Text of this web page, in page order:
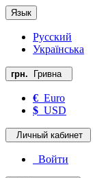
Язык
Русский
Українська
грн. Гривна
€ Euro
$ USD
Личный кабинет
Войти